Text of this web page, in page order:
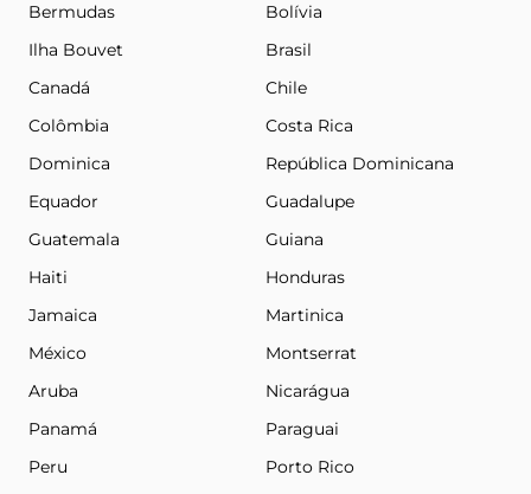
Bermudas
Bolívia
Ilha Bouvet
Brasil
Canadá
Chile
Colômbia
Costa Rica
Dominica
República Dominicana
Equador
Guadalupe
Guatemala
Guiana
Haiti
Honduras
Jamaica
Martinica
México
Montserrat
Aruba
Nicarágua
Panamá
Paraguai
Peru
Porto Rico